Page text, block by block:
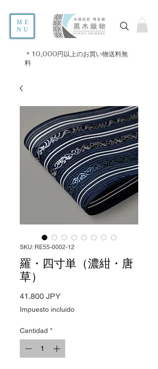
ME
NU
＊10,000円以上のお買い物送料無
料
SKU: RE55-0002-12
羅・四寸単（濃紺・唐
草）
41.800 JPYPrecio
Impuesto incluido
Cantidad *